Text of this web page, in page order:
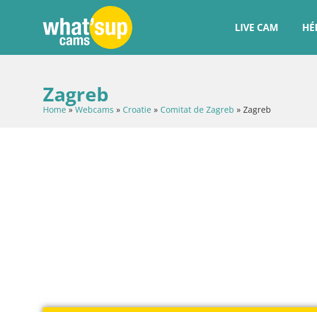
LIVE CAM
Zagreb
Home»Webcams » Croatie » Comitat de Zagreb » Zagreb